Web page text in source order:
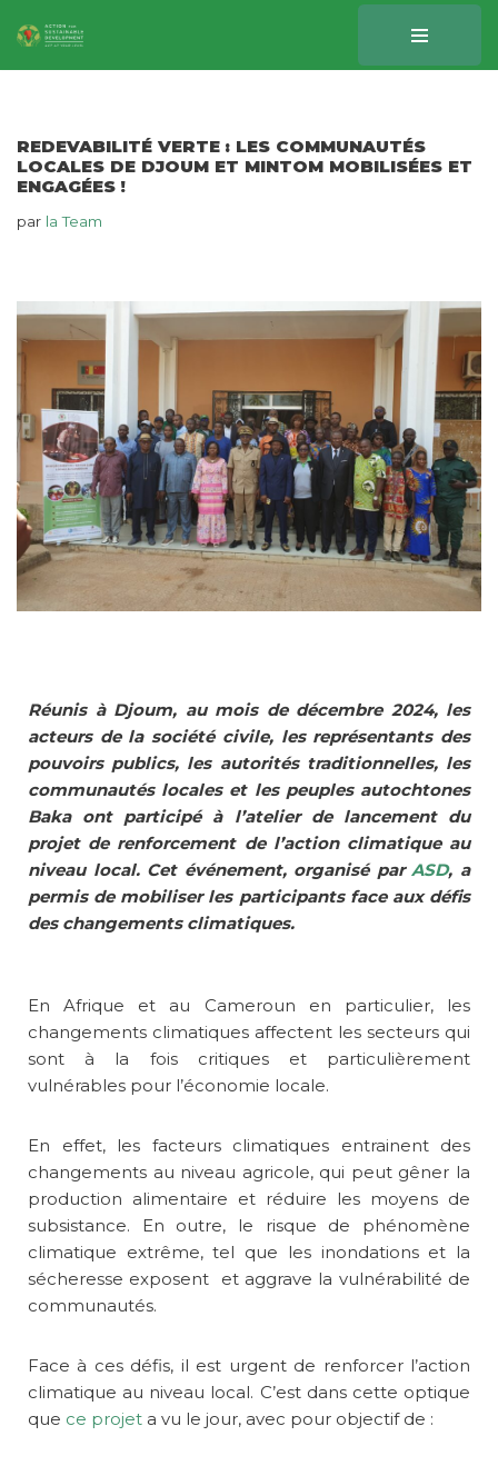
REDEVABILITÉ VERTE : LES COMMUNAUTÉS
LOCALES DE DJOUM ET MINTOM MOBILISÉES ET
ENGAGÉES !
par la Team
Réunis à Djoum, au mois de décembre 2024, les
acteurs de la société civile, les représentants des
pouvoirs publics, les autorités traditionnelles, les
communautés locales et les peuples autochtones
Baka ont participé à l’atelier de lancement du
projet de renforcement de l’action climatique au
niveau local. Cet événement, organisé parASD, a
permis de mobiliser les participants face aux défis
des changements climatiques.
En Afrique et au Cameroun en particulier, les
changements climatiques affectent les secteurs qui
sont à la fois critiques et particulièrement
vulnérables pour l’économie locale.
En effet, les facteurs climatiques entrainent des
changements au niveau agricole, qui peut gêner la
production alimentaire et réduire les moyens de
subsistance. En outre, le risque de phénomène
climatique extrême, tel que les inondations et la
sécheresse exposent et aggrave la vulnérabilité de
communautés.
Face à ces défis, il est urgent de renforcer l’action
climatique au niveau local. C’est dans cette optique
que ce projet a vu le jour, avec pour objectif de :